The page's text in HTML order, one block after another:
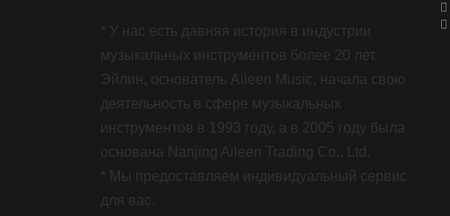
* У нас есть давняя история в индустрии
музыкальных инструментов более 20 лет.
Эйлин, основатель Aileen Music, начала свою
деятельность в сфере музыкальных
инструментов в 1993 году, а в 2005 году была
основана Nanjing Aileen Trading Co., Ltd.
* Мы предоставляем индивидуальный сервис
для вас.

